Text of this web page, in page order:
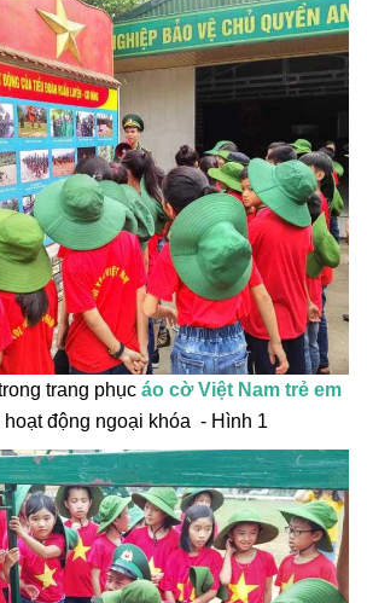
trang phục áo cờ Việt Nam trẻ em
hoạt động ngoại khóa - Hình 1